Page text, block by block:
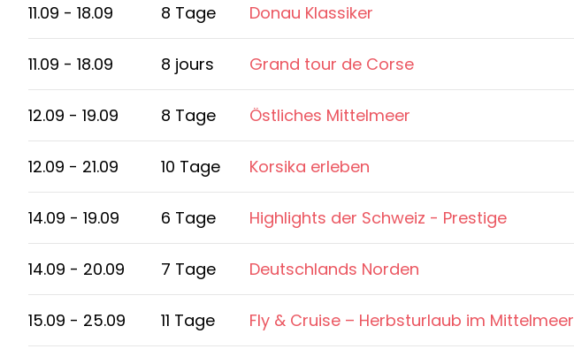
11.09 - 18.09 8 Tage Donau Klassiker
11.09 - 18.09 8 jours Grand tour de Corse
12.09 - 19.09 8 Tage Östliches Mittelmeer
12.09 - 21.09 10 Tage Korsika erleben
14.09 - 19.09 6 Tage Highlights der Schweiz - Prestige
14.09 - 20.09 7 Tage Deutschlands Norden
15.09 - 25.09 11 Tage Fly & Cruise – Herbsturlaub im Mittelmeer